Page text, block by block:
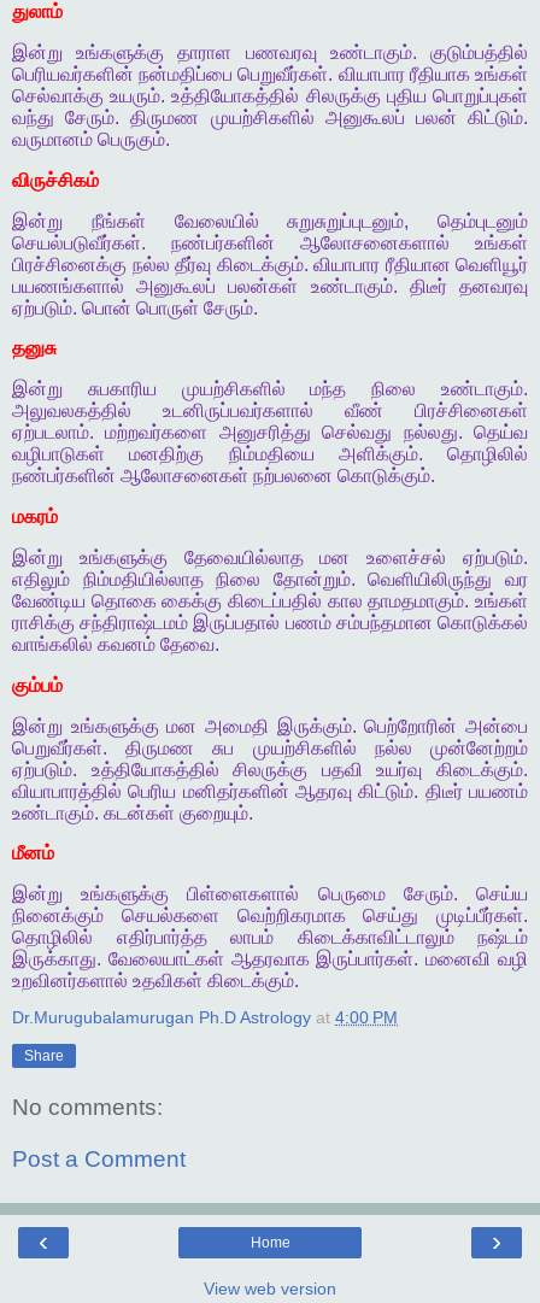
துலாம்
இன்று
உங்களுக்கு தாராள பணவரவு உண்டாகும்.குடும்பத்தில்
பெரியவர்களின் நன்மதிப்பை பெறுவீர்கள். வியாபார ரீதியாக உங்கள்
செல்வாக்கு உயரும்.உத்தியோகத்தில் சிலருக்கு புதிய பொறுப்புகள்
வந்து சேரும்.திருமண முயற்சிகளில் அனுகூலப் பலன் கிட்டும்.
வருமானம் பெருகும்.
விருச்சிகம்
இன்று
நீங்கள் வேலையில் சுறுசுறுப்புடனும், தெம்புடனும்
செயல்படுவீர்கள். நண்பர்களின் ஆலோசனைகளால்
உங்கள்
பிரச்சினைக்கு நல்ல தீர்வு கிடைக்கும். வியாபார ரீதியான வெளியூர்
பயணங்களால்
அனுகூலப் பலன்கள் உண்டாகும். திடீர்
தனவரவு
ஏற்படும். பொன் பொருள் சேரும்.
தனுசு
இன்று
சுபகாரிய முயற்சிகளில் மந்த நிலை உண்டாகும்.
அலுவலகத்தில்
உடனிருப்பவர்களால் வீண்
பிரச்சினைகள்
ஏற்படலாம்.மற்றவர்களை அனுசரித்து செல்வது நல்லது.தெய்வ
வழிபாடுகள்
மனதிற்கு நிம்மதியை அளிக்கும். தொழிலில்
நண்பர்களின் ஆலோசனைகள் நற்பலனை கொடுக்கும்.
மகரம்
இன்று
உங்களுக்கு தேவையில்லாத மன உளைச்சல் ஏற்படும்.
எதிலும்
நிம்மதியில்லாத நிலை தோன்றும்.வெளியிலிருந்து
வர
வேண்டிய தொகை கைக்கு கிடைப்பதில் கால தாமதமாகும்.உங்கள்
ராசிக்கு சந்திராஷ்டமம் இருப்பதால் பணம் சம்பந்தமான கொடுக்கல்
வாங்கலில் கவனம் தேவை.
கும்பம்
இன்று உங்களுக்கு மன அமைதி இருக்கும்.பெற்றோரின் அன்பை
பெறுவீர்கள்.திருமண சுப முயற்சிகளில் நல்ல
முன்னேற்றம்
ஏற்படும். உத்தியோகத்தில் சிலருக்கு பதவி உயர்வு கிடைக்கும்.
வியாபாரத்தில் பெரிய மனிதர்களின் ஆதரவு கிட்டும். திடீர் பயணம்
உண்டாகும். கடன்கள் குறையும்.
மீனம்
இன்று
உங்களுக்கு பிள்ளைகளால் பெருமை சேரும்.செய்ய
நினைக்கும்
செயல்களை வெற்றிகரமாக செய்து முடிப்பீர்கள்.
தொழிலில்
எதிர்பார்த்த லாபம் கிடைக்காவிட்டாலும்
நஷ்டம்
இருக்காது. வேலையாட்கள் ஆதரவாக இருப்பார்கள்.மனைவி வழி
உறவினர்களால் உதவிகள் கிடைக்கும்.
Dr.Murugubalamurugan Ph.D Astrology at 4:00 PM
Share
No comments:
Post a Comment
‹ ›
Home
View web version